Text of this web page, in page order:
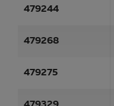
479244
479268
479275